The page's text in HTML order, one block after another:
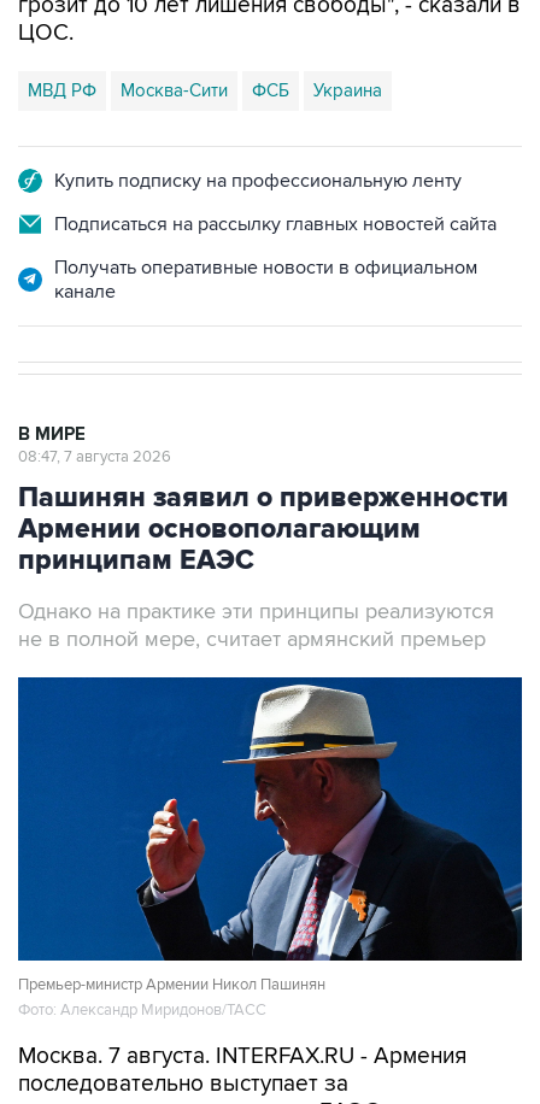
МВД РФ
Подписаться на рассылку главных новостей сайта
Получать оперативные новости в официальном
Пашинян заявил о приверженности
Армении основополагающим
принципам ЕАЭС
Однако на практике эти принципы реализуются
Премьер-министр Армении Никол Пашинян
Фото: Александр Миридонов/ТАСС
Москва. 7 августа. INTERFAX.RU - Армения
приверженность принципам ЕАЭС, заявил
премьер-министр республики Никол Пашинян.